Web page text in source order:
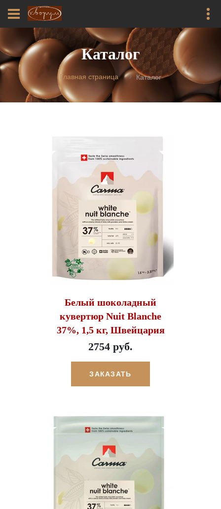
Каталог
Главная страница Каталог
Белый шоколадный
кувертюр Nuit Blanche
37%, 1,5 кг, Швейцария
2754 руб.
ЗАКАЗАТЬ